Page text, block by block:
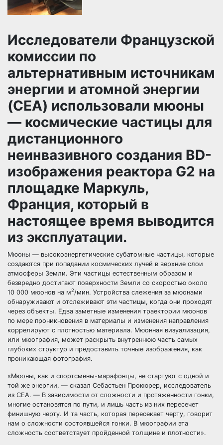
Исследователи Французской
комиссии по
альтернативным источникам
энергии и атомной энергии
(CEA) использовали мюоны
— космические частицы для
дистанционного
неинвазивного создания BD-
изображения реактора G2 на
площадке Маркуль,
Франция, который в
настоящее время выводится
из эксплуатации.
Мюоны — высокоэнергетические субатомные частицы, которые
создаются при попадании космических лучей в верхние слои
атмосферы Земли. Эти частицы естественным образом и
безвредно достигают поверхности Земли со скоростью около
10 000 мюонов на м2/мин. Устройства слежения за мюонами
обнаруживают и отслеживают эти частицы, когда они проходят
через объекты. Едва заметные изменения траектории мюонов
по мере проникновения в материалы и изменения направления
коррелируют с плотностью материала. Мюонная визуализация,
или мюография, может раскрыть внутреннюю часть самых
глубоких структур и предоставить точные изображения, как
проникающая фотография.
«Мюоны, как и спортсмены-марафонцы, не стартуют с одной и
той же энергии, — сказал Себастьен Прокюрер, исследователь
из CEA. — В зависимости от сложности и протяжен­ности гонки,
многие остановятся по пути, и лишь часть из них пересечет
финишную черту. И та часть, которая пересекает черту, говорит
нам о сложности состоявшейся гонки. В мюографии эта
сложность соответствует пройденной толщине и плотности».